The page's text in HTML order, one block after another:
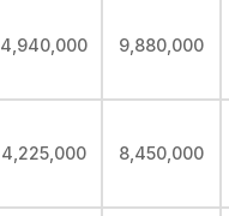
4,940,000 9,880,000
4,225,000 8,450,000